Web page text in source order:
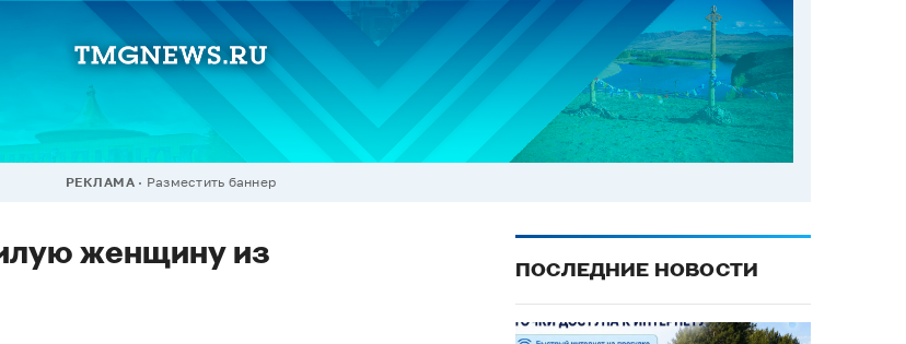
РЕКЛАМА Разместить баннер
женщину из
ПОСЛЕДНИЕ НОВОСТИ